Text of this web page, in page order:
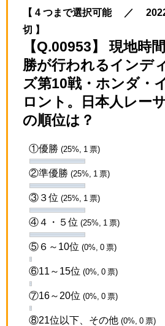
【 4 つまで選択可能 ／
切 】
【Q.00953】 現地時
勝が行われるインデ
ズ第10戦・ホンダ・
ロント。日本人レー
の順位は？
①優勝 (25%, 1 票)
②準優勝 (25%, 1 票)
③３位 (25%, 1 票)
④４・５位 (25%, 1 票)
⑤６～10位 (0%, 0 票)
⑥11～15位 (0%, 0 票)
⑦16～20位 (0%, 0 票)
⑧21位以下、その他 (0%, 0 票)